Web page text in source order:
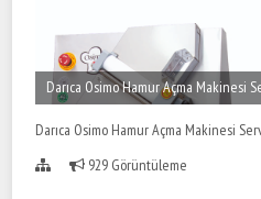
Darıca Osimo Hamur Açma Makinesi
Darıca Osimo Hamur Açma Makinesi
929 Görüntüleme